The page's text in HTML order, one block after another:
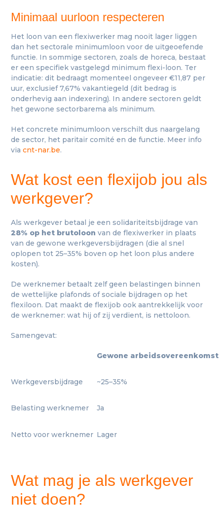
Minimaal uurloon respecteren
Het loon van een flexiwerker mag nooit lager liggen
dan het sectorale minimumloon voor de uitgeoefende
functie. In sommige sectoren, zoals de horeca, bestaat
er een specifiek vastgelegd minimum flexi-loon. Ter
indicatie: dit bedraagt momenteel ongeveer €11,87 per
uur, exclusief 7,67% vakantiegeld (dit bedrag is
onderhevig aan indexering). In andere sectoren geldt
het gewone sectorbarema als minimum.
Het concrete minimumloon verschilt dus naargelang
de sector, het paritair comité en de functie. Meer info
viacnt-nar.be.
Wat kost een flexijob jou als
werkgever?
Als werkgever betaal je een solidariteitsbijdrage van
28% op het brutoloon van de flexiwerker in plaats
van de gewone werkgeversbijdragen (die al snel
oplopen tot 25–35% boven op het loon plus andere
kosten).
De werknemer betaalt zelf geen belastingen binnen
de wettelijke plafonds of sociale bijdragen op het
flexiloon. Dat maakt de flexijob ook aantrekkelijk voor
de werknemer: wat hij of zij verdient, is nettoloon.
Samengevat:
Gewone arbeidsovereenkomst
Werkgeversbijdrage ~25–35%
Belasting werknemer Ja
Netto voor werknemer Lager
Wat mag je als werkgever
niet doen?